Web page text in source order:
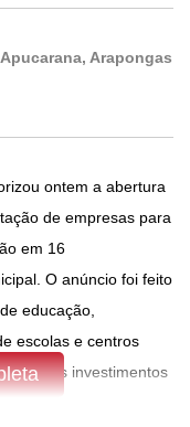
Arapongas
ontem a abertura
de empresas para
em 16
O anúncio foi feito
educação,
escolas e centros
novos investimentos